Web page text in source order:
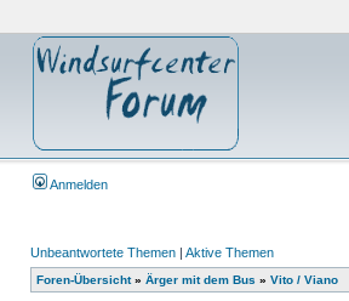
Anmelden
Unbeantwortete Themen | Aktive Themen
Foren-Übersicht» Ärger mit dem Bus » Vito / Viano